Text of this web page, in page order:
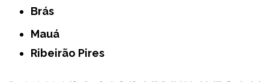
Brás
Mauá
Ribeirão Pires